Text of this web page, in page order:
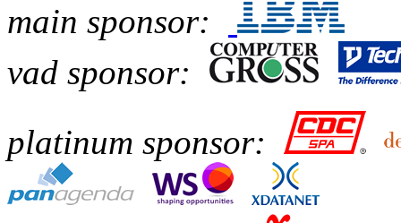
main sponsor:
vad sponsor:
platinum sponsor: